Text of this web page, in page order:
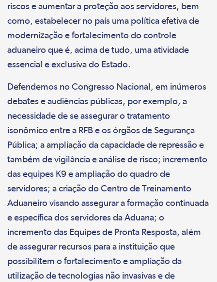
riscos e aumentar a proteção aos servidores, bem
como, estabelecer no país uma política efetiva de
modernização e fortalecimento do controle
aduaneiro que é, acima de tudo, uma atividade
essencial e exclusiva do Estado.
Defendemos no Congresso Nacional, em inúmeros
debates e audiências públicas, por exemplo, a
necessidade de se assegurar o tratamento
isonômico entre a RFB e os órgãos de Segurança
Pública; a ampliação da capacidade de repressão e
também de vigilância e análise de risco; incremento
das equipes K9 e ampliação do quadro de
servidores; a criação do Centro de Treinamento
Aduaneiro visando assegurar a formação continuada
e específica dos servidores da Aduana; o
incremento das Equipes de Pronta Resposta, além
de assegurar recursos para a instituição que
possibilitem o fortalecimento e ampliação da
utilização de tecnologias não invasivas e de